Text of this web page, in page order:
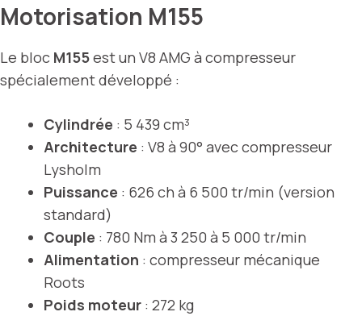
Motorisation M155
Le bloc M155est un V8 AMG à compresseur
spécialement développé :
Cylindrée : 5 439 cm³
Architecture : V8 à 90° avec compresseur
Lysholm
Puissance : 626 ch à 6 500 tr/min (version
standard)
Couple : 780 Nm à 3 250 à 5 000 tr/min
Alimentation : compresseur mécanique
Roots
Poids moteur : 272 kg